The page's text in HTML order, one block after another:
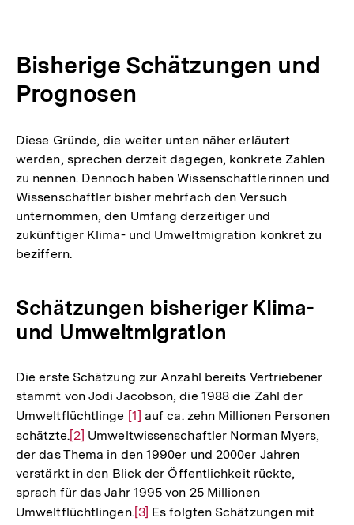
Bisherige Schätzungen und
Prognosen
Diese Gründe, die weiter unten näher erläutert
werden, sprechen derzeit dagegen, konkrete Zahlen
zu nennen. Dennoch haben Wissenschaftlerinnen und
Wissenschaftler bisher mehrfach den Versuch
unternommen, den Umfang derzeitiger und
zukünftiger Klima- und Umweltmigration konkret zu
beziffern.
Schätzungen bisheriger Klima-
und Umweltmigration
Die erste Schätzung zur Anzahl bereits Vertriebener
stammt von Jodi Jacobson, die 1988 die Zahl der
Umweltflüchtlinge Zur
Auflösung
der
Fußnote
[1] auf ca. zehn Millionen Personen
schätzte.Zur
Auflösung
der
Fußnote
[2] Umweltwissenschaftler Norman Myers,
der das Thema in den 1990er und 2000er Jahren
verstärkt in den Blick der Öffentlichkeit rückte,
sprach für das Jahr 1995 von 25 Millionen
Umweltflüchtlingen.Zur
[3] Es folgten Schätzungen mit